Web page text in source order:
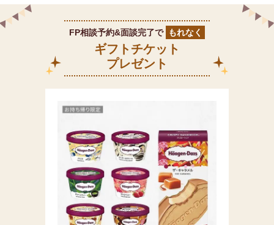
FP相談予約&面談完了で もれなく
ギフトチケット
プレゼント